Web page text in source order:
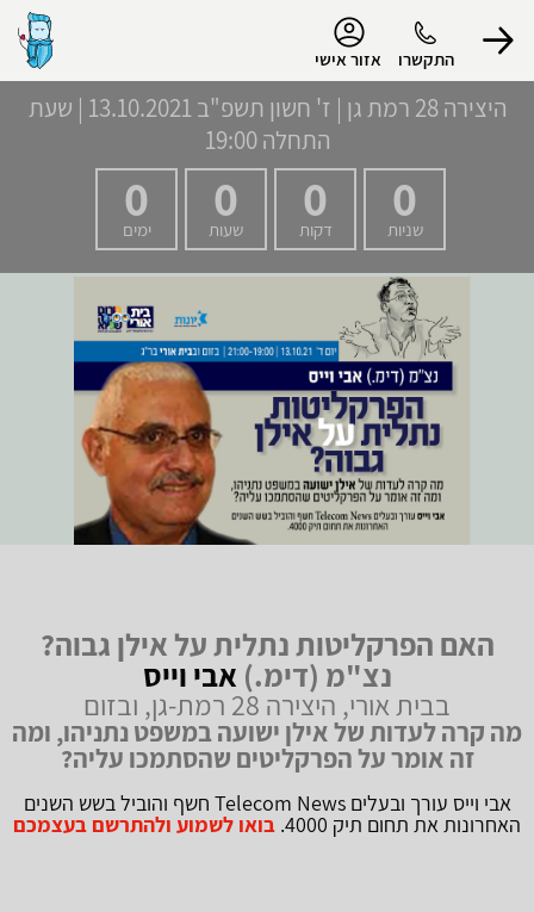
התקשרו אזור אישי
הפרופיל שלי
התנתק
היצירה 28 רמת גן | ז' חשון תשפ"ב
13.10.2021 | שעת
התחלה 19:00
0
שניות
0
דקות
0
שעות
0
ימים
האם הפרקליטות נתלית על אילן גבוה?
נצ"מ (דימ.) אבי וייס
בבית אורי, היצירה 28 רמת-גן, ובזום
מה קרה לעדות של אילן ישועה במשפט נתניהו, ומה
זה אומר על הפרקליטים שהסתמכו עליה?
אבי וייס עורך ובעלים Telecom News חשף והוביל בשש השנים
האחרונות את תחום תיק 4000. בואו לשמוע ולהתרשם בעצמכם